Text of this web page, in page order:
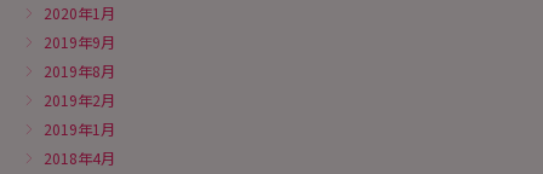
2020年1月
2019年9月
2019年8月
2019年2月
2019年1月
2018年4月